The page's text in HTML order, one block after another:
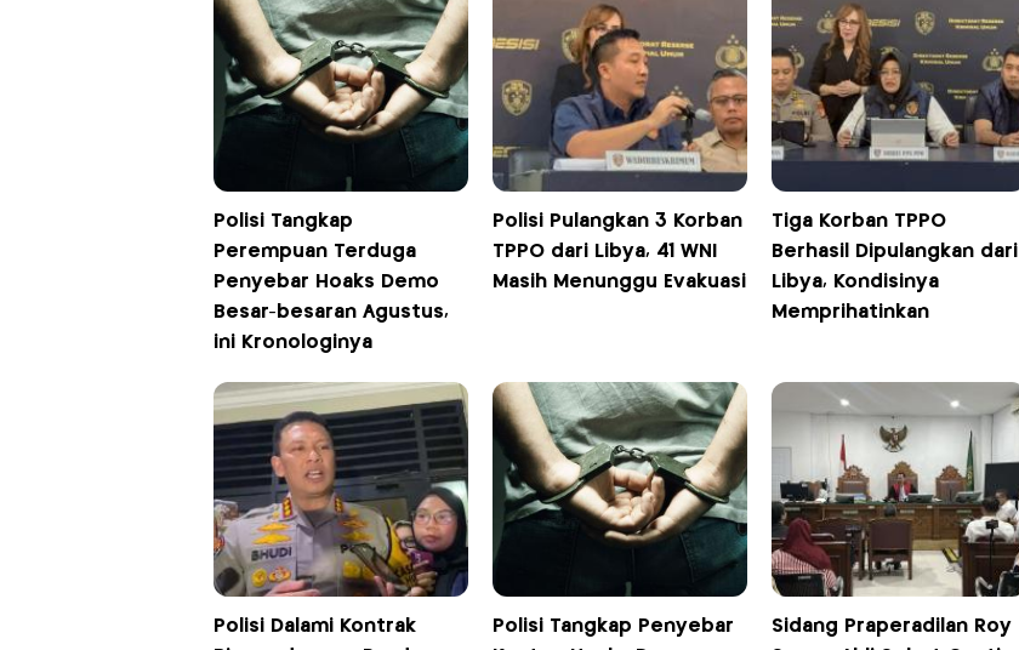
Polisi Tangkap
Perempuan Terduga
Penyebar Hoaks Demo
Besar-besaran Agustus,
ini Kronologinya
Polisi Pulangkan 3 Korban
TPPO dari Libya, 41 WNI
Masih Menunggu Evakuasi
Tiga Korban TPPO
Berhasil Dipulangkan dari
Libya, Kondisinya
Memprihatinkan
Polisi Dalami Kontrak
Polisi Tangkap Penyebar
Sidang Praperadilan Roy